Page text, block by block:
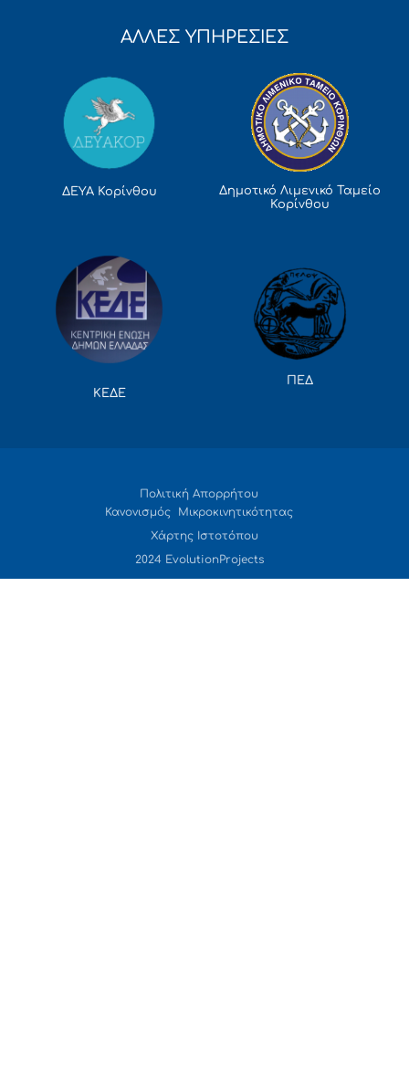
ΑΛΛΕΣ ΥΠΗΡΕΣΙΕΣ
ΔΕΥΑ Κορίνθου
Δημοτικό Λιμενικό Ταμείο
Κορίνθου
ΚΕΔΕ
ΠΕΔ
Πολιτική Απορρήτου
Κανονισμός Μικροκινητικότητας
Χάρτης Ιστοτόπου
2024 EvolutionProjects